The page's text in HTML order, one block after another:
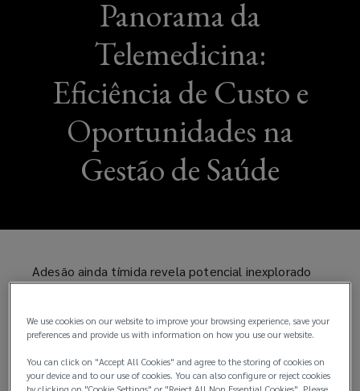
Panorama da
Telemedicina:
Eficiência de Custo e
Oportunidades na
Gestão de Saúde
Adesão ainda tímida revela potencial inexplorado
Um estudo recente da nossa carteira mostra que,
apesar da alta resolutividade e do menor custo, a
adesão à teleconsulta ainda tem grande potencial
We use cookies on our website to improve your browsing experience, save your
preferences and provide us with information on how you use our website.
You can click on "Accept All Cookies" and agree to the storing of cookies on
your device and to our use of cookies. You can also configure or reject cookies